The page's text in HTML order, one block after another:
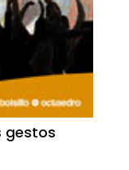
gestos